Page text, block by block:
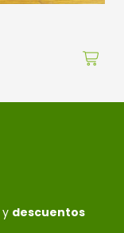
y descuentos